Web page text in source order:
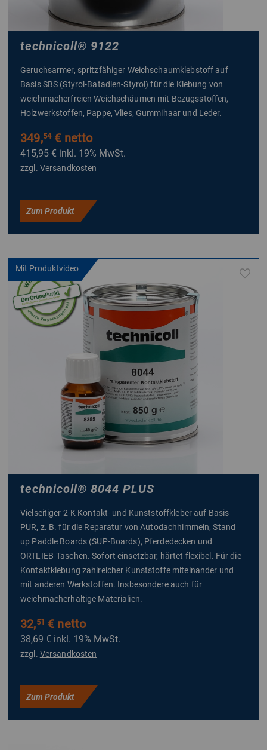
technicoll® 9122
Geruchsarmer, spritzfähiger Weichschaumklebstoff auf
Basis SBS (Styrol-Batadien-Styrol) für die Klebung von
weichmacherfreien Weichschäumen mit Bezugsstoffen,
Holzwerkstoffen, Pappe, Vlies, Gummihaar und Leder.
349,54€ netto
415,95 € inkl. 19% MwSt.
zzgl. Versandkosten
Zum Produkt
Mit Produktvideo
technicoll® 8044 PLUS
Vielseitiger 2-K Kontakt- und Kunststoffkleber auf Basis
PUR, z. B. für die Reparatur von Autodachhimmeln, Stand
up Paddle Boards (SUP-Boards), Pferdedecken und
ORTLIEB-Taschen. Sofort einsetzbar, härtet flexibel. Für die
Kontaktklebung zahlreicher Kunststoffe miteinander und
mit anderen Werkstoffen. Insbesondere auch für
weichmacherhaltige Materialien.
32,51 € netto
38,69 € inkl. 19% MwSt.
zzgl. Versandkosten
Zum Produkt